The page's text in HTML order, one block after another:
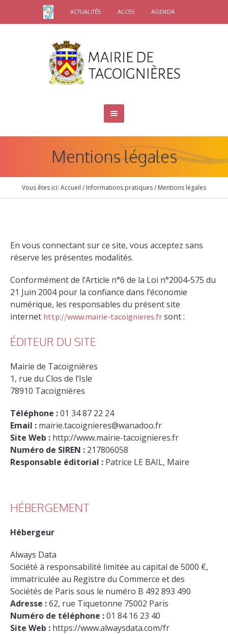
ACTUALITÉS ACCES AGENDA
Mentions légales
Vous êtes ici: Accueil / Informations pratiques/ Mentions légales
En vous connectant sur ce site, vous acceptez sans
réserve les présentes modalités.
Conformément de l’Article n°6 de la Loi n°2004-575 du
21 Juin 2004 pour la confiance dans l’économie
numérique, les responsables du présent site
internet http://www.mairie-tacoignieres.fr sont :
ÉDITEUR DU SITE
Mairie de Tacoignières
1, rue du Clos de l’Isle
78910 Tacoignières
Téléphone :01 34 87 22 24
Email : mairie.tacoignieres@wanadoo.fr
Site Web : http://www.mairie-tacoignieres.fr
Numéro de SIREN : 217806058
Responsable éditorial : Patrice LE BAIL, Maire
HÉBERGEMENT
Hébergeur
Always Data
Société à responsabilité limitée au capital de 5000 €,
immatriculée au Registre du Commerce et des
Sociétés de Paris sous le numéro B 492 893 490
Adresse :62, rue Tiquetonne 75002 Paris
Numéro de téléphone :01 84 16 23 40
Site Web : https://www.alwaysdata.com/fr